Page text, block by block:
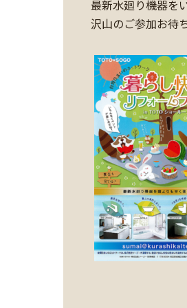
最新水廻り機器を
沢山のご参加お待